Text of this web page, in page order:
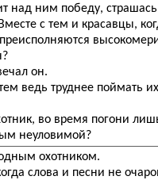
над ним победу, страшась
с тем и красавцы,
он.
ведь труднее поймать
во время погони
неуловимой?
охотником.
слова и песни не